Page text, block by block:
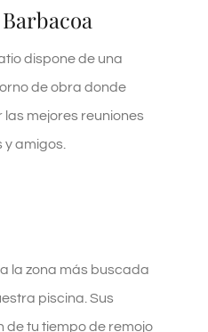
dispone de una
de obra donde
las mejores reuniones
amigos.
la zona más buscada
piscina. Sus
de tu tiempo de remojo